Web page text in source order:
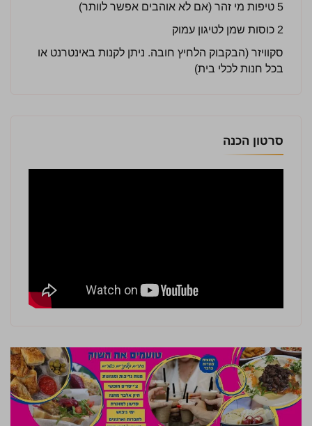
5 טיפות מי זהר (אם לא אוהבים אפשר לוותר)
2 כוסות שמן לטיגון עמוק
סקוויזר (הבקבוק הלחיץ חובה. ניתן לקנות באינטרנט או
בכל חנות לכלי בית)
סרטון הכנה